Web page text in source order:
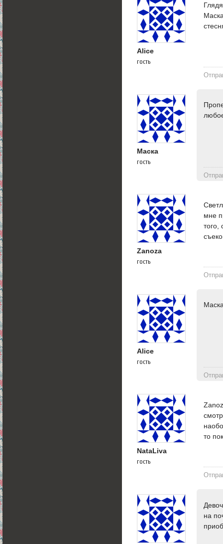
Alice
гость
Маска
гость
Zanoza
гость
мне
того,
Alice
гость
NataLiva
гость
то
на